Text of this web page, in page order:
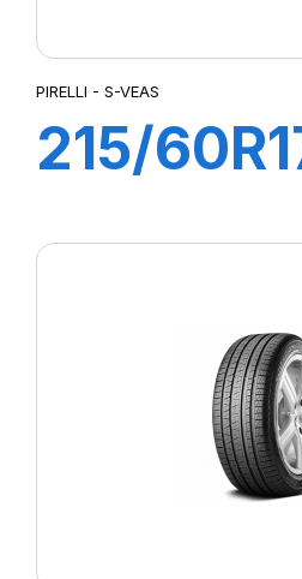
PIRELLI - S-VEAS
215/